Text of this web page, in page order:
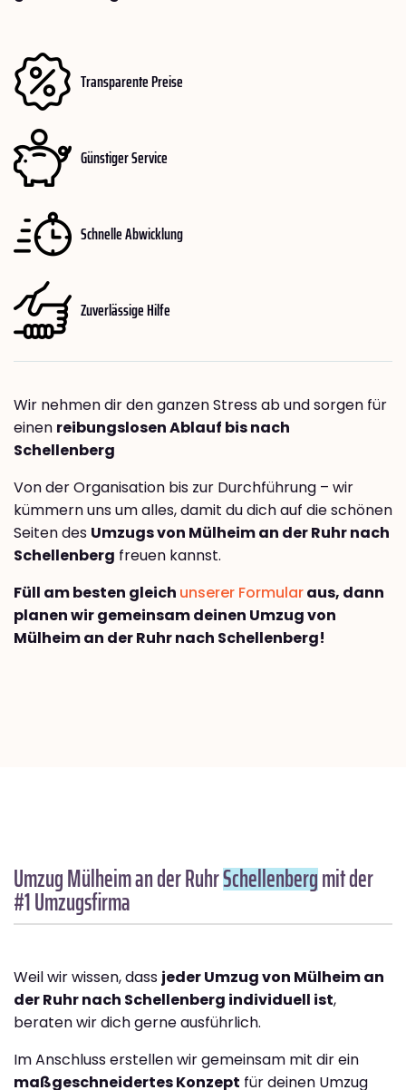
Transparente Preise
Günstiger Service
Schnelle Abwicklung
Zuverlässige Hilfe
Wir nehmen dir den ganzen Stress ab und sorgen für
einen reibungslosen Ablauf bis nach
Schellenberg
Von der Organisation bis zur Durchführung – wir
kümmern uns um alles, damit du dich auf die schönen
Seiten des Umzugs von Mülheim an der Ruhr nach
Schellenberg freuen kannst.
Füll am besten gleich unserer Formularaus, dann
planen wir gemeinsam deinen Umzug von
Mülheim an der Ruhr nach Schellenberg!
Umzug Mülheim an der RuhrSchellenbergmit der
#1 Umzugsfirma
Weil wir wissen, dass jeder Umzug von Mülheim an
der Ruhr nach Schellenberg individuell ist,
beraten wir dich gerne ausführlich.
Im Anschluss erstellen wir gemeinsam mit dir ein
maßgeschneidertes Konzept für deinen Umzug